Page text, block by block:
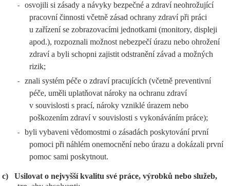
-
osvojili si zásady a návyky bezpečné a zdraví neohrožující
pracovní činnosti včetně zásad ochrany zdraví při práci
u zařízení se zobrazovacími jednotkami (monitory, displeji
apod.), rozpoznali možnost nebezpečí úrazu nebo ohrožení
zdraví a byli schopni zajistit odstranění závad a možných
rizik;
-
znali systém péče o zdraví pracujících (včetně preventivní
péče, uměli uplatňovat nároky na ochranu zdraví
v souvislosti s prací, nároky vzniklé úrazem nebo
poškozením zdraví v souvislosti s vykonáváním práce);
-
byli vybaveni vědomostmi o zásadách poskytování první
pomoci při náhlém onemocnění nebo úrazu a dokázali první
pomoc sami poskytnout.
c)
Usilovat o nejvyšší kvalitu své práce, výrobků nebo služeb,